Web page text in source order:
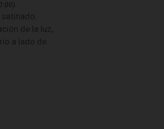
de la luz,
a lado de